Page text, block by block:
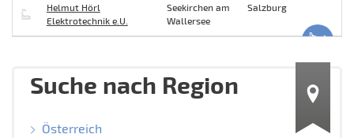
Helmut Hörl
Elektrotechnik e.U.
Seekirchen am
Wallersee
Salzburg
Suche nach Region
Österreich